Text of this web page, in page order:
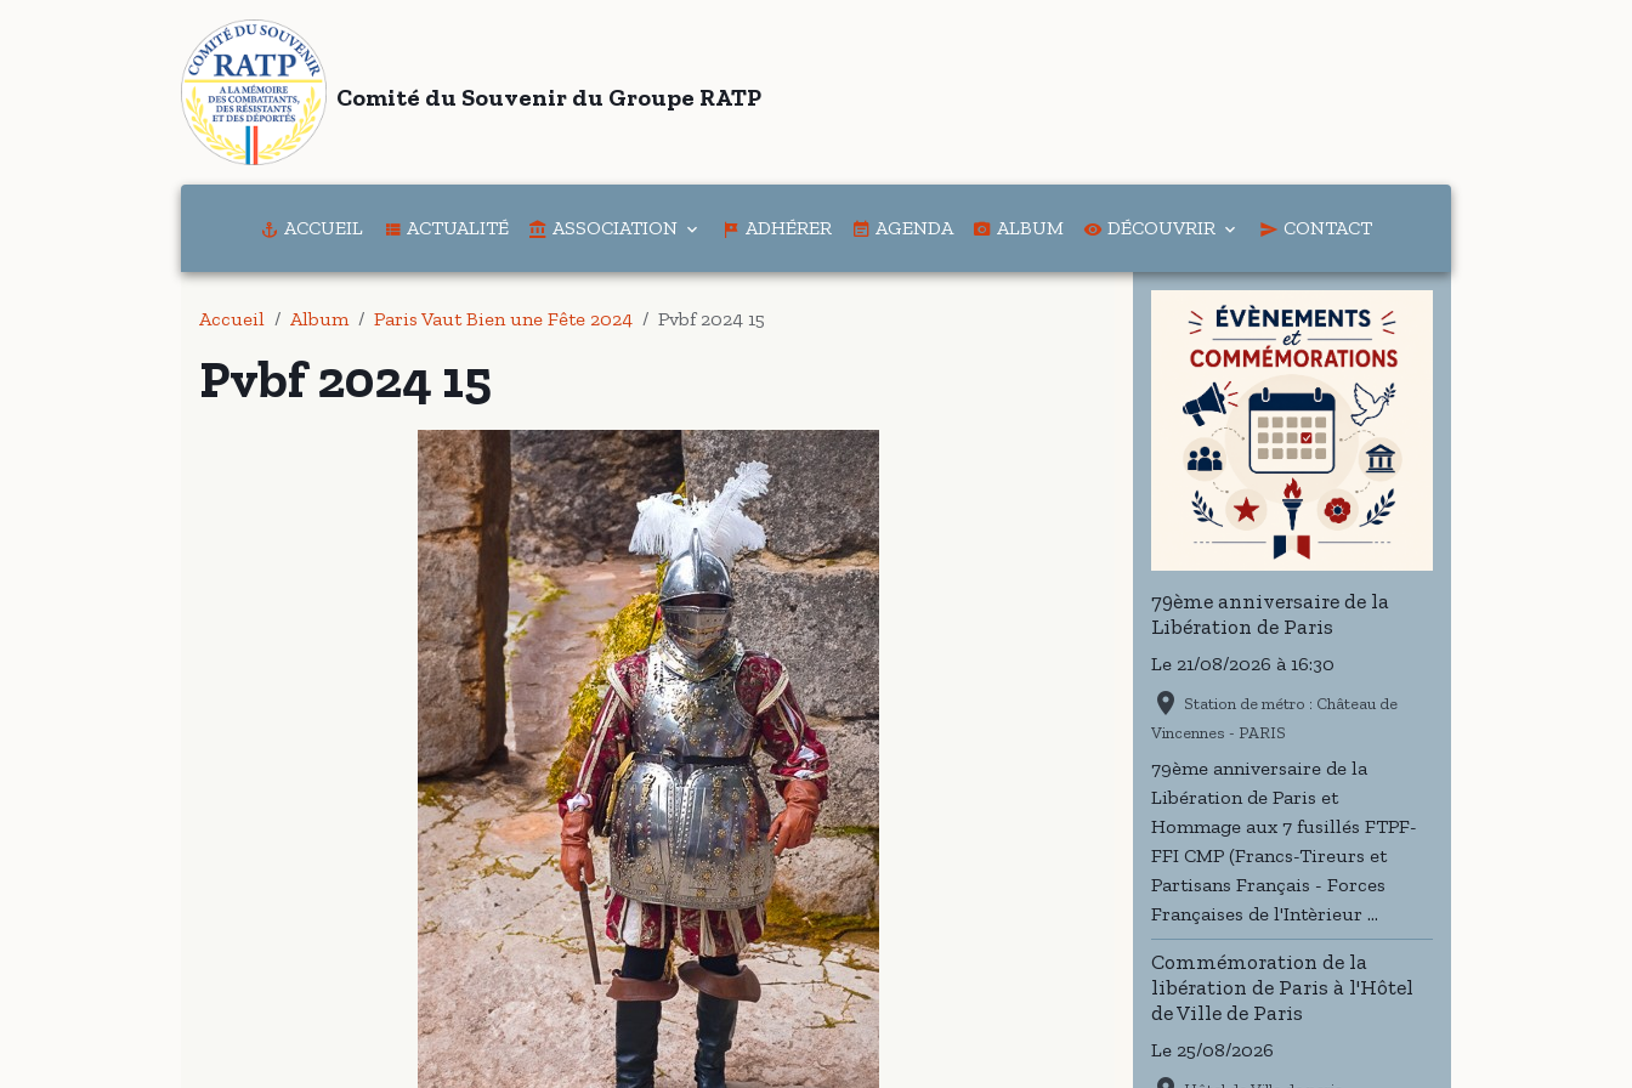
Comité du Souvenir du Groupe RATP
ACCUEIL ACTUALITÉ ASSOCIATION ADHÉRER AGENDA ALBUM DÉCOUVRIR CONTACT
Accueil Album Paris Vaut Bien une Fête 2024 Pvbf 2024 15
Pvbf 2024 15
79ème anniversaire de la
Libération de Paris
Le 21/08/2026 à 16:30
Station de métro : Château de
Vincennes - PARIS
79ème anniversaire de la
Libération de Paris et
Hommage aux 7 fusillés FTPF-
FFI CMP (Francs-Tireurs et
Partisans Français - Forces
Françaises de l'Intèrieur ...
Commémoration de la
libération de Paris à l'Hôtel
de Ville de Paris
Le 25/08/2026